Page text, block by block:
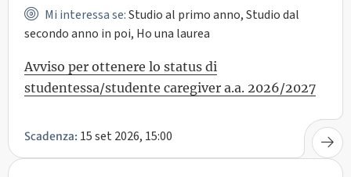
Mi interessa se:Studio al primo anno, Studio dal
secondo anno in poi, Ho una laurea
Avviso per ottenere lo status di
studentessa/studente caregiver a.a. 2026/2027
Scadenza: 15 set 2026, 15:00